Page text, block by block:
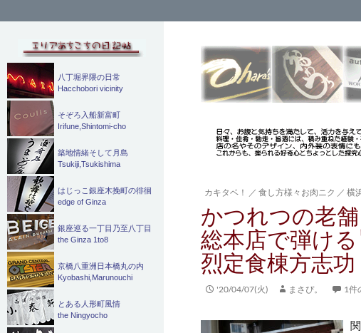
索
カキタベ！ ／食し方様々お肉ニク ／横
かつれつの老
総本店で弾け
烈定食棟方志功
'20/04/07(火) まさぴ。 1件
八丁堀界隈の日常
Hacchobori vicinity
そぞろ入船新富町
Irifune,Shintomi-cho
築地情緒そして月島
Tsukiji,Tsukishima
はじっこ銀座木挽町の徘徊
edge of Ginza
銀座巡る一丁目乃至八丁目
the Ginza 1to8
京橋八重洲日本橋丸の内
Kyobashi,Marunouchi
とある人形町風情
the Ningyocho